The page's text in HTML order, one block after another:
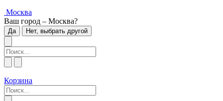
Москва
Ваш город – Москва?
Да Нет, выбрать другой
Корзина